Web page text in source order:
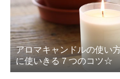
アロマキャンドルの使い
に使いきる７つのコツ☆